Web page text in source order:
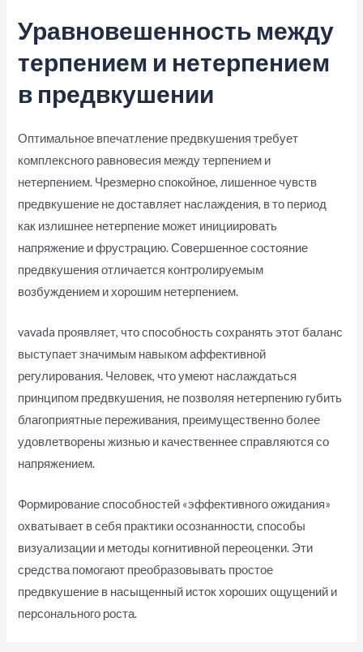
Уравновешенность между
терпением и нетерпением
в предвкушении
Оптимальное впечатление предвкушения требует
комплексного равновесия между терпением и
нетерпением. Чрезмерно спокойное, лишенное чувств
предвкушение не доставляет наслаждения, в то период
как излишнее нетерпение может инициировать
напряжение и фрустрацию. Совершенное состояние
предвкушения отличается контролируемым
возбуждением и хорошим нетерпением.
vavada проявляет, что способность сохранять этот баланс
выступает значимым навыком аффективной
регулирования. Человек, что умеют наслаждаться
принципом предвкушения, не позволяя нетерпению губить
благоприятные переживания, преимущественно более
удовлетворены жизнью и качественнее справляются со
напряжением.
Формирование способностей «эффективного ожидания»
охватывает в себя практики осознанности, способы
визуализации и методы когнитивной переоценки. Эти
средства помогают преобразовывать простое
предвкушение в насыщенный исток хороших ощущений и
персонального роста.